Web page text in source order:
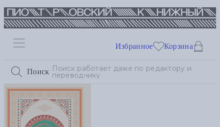
Поиск
Избранное Корзина